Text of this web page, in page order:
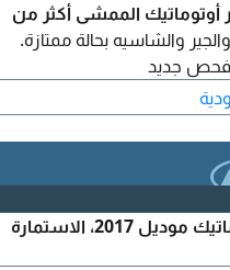
سيارة هيونداي النترا 2013 جير أوتوماتيك الممشى أكثر من
والشاسيه بحالة ممتازة.
فحص جديد
للبيع سيارة هيونداي أكسنت أوتوماتيك موديل 2017، الاستمارة